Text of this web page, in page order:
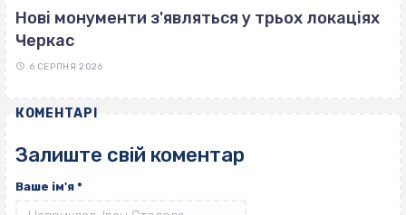
Нові монументи з'являться у трьох локаціях
Черкас
6 СЕРПНЯ 2026
КОМЕНТАРІ
Залиште свій коментар
Ваше ім'я *